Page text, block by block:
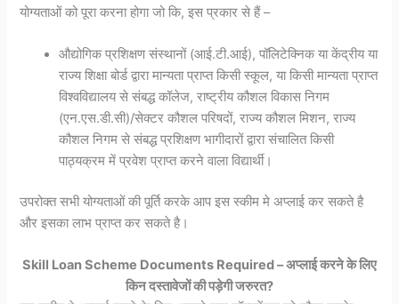
योग्यताओं को पूरा करना होगा जो कि, इस प्रकार से हैं –
औद्योगिक प्रशिक्षण संस्थानों (आई.टी.आई), पॉलिटेक्निक या केंद्रीय या
राज्य शिक्षा बोर्ड द्वारा मान्यता प्राप्त किसी स्कूल, या किसी मान्यता प्राप्त
विश्वविद्यालय से संबद्ध कॉलेज, राष्ट्रीय कौशल विकास निगम
(एन.एस.डी.सी)/सेक्टर कौशल परिषदों, राज्य कौशल मिशन, राज्य
कौशल निगम से संबद्ध प्रशिक्षण भागीदारों द्वारा संचालित किसी
पाठ्यक्रम में प्रवेश प्राप्त करने वाला विद्यार्थी।
उपरोक्त सभी योग्यताओं की पूर्ति करके आप इस स्कीम मे अप्लाई कर सकते है
और इसका लाभ प्राप्त कर सकते है।
Skill Loan Scheme Documents Required – अप्लाई करने के लिए
किन दस्तावेजों की पड़ेगी जरुरत?